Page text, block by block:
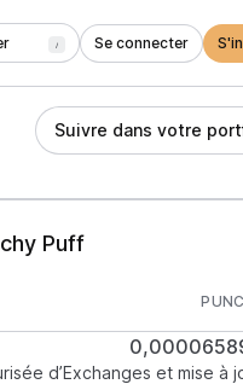
/ Se connecter
Suivre dans votre
Puff
d’Exchanges et mise à